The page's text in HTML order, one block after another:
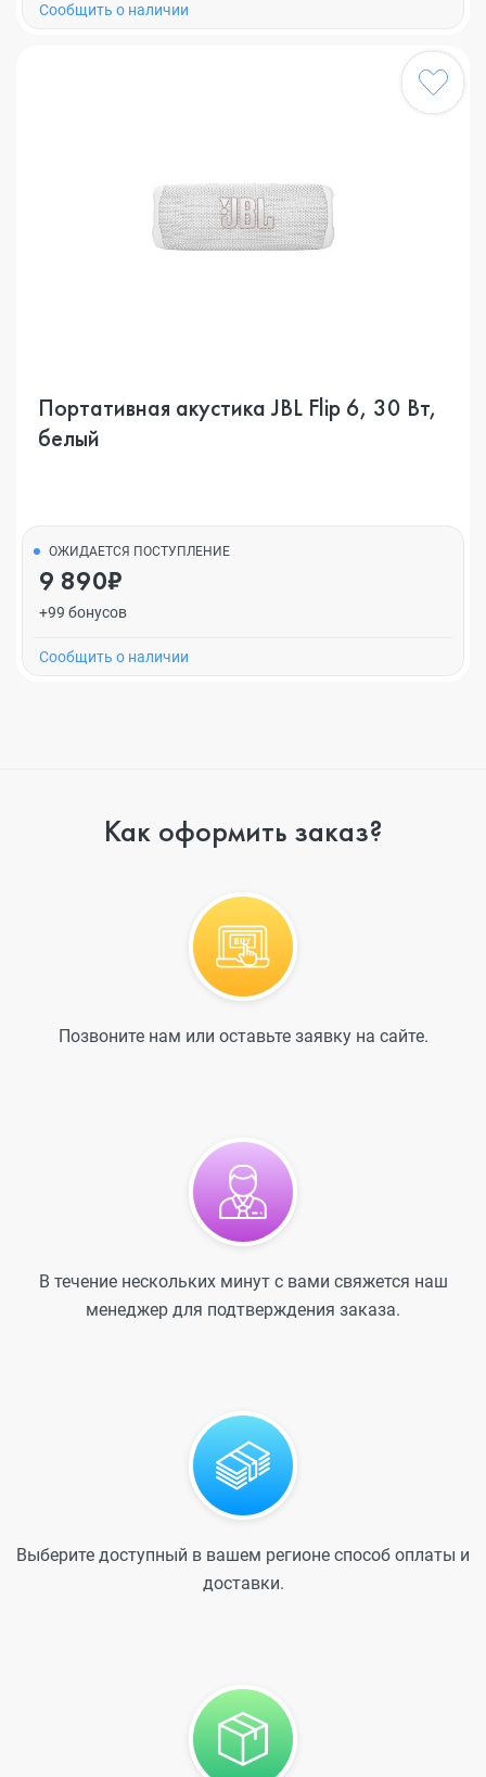
Cообщить о наличии
Портативная акустика JBL Flip 6, 30 Вт,
белый
ОЖИДАЕТСЯ ПОСТУПЛЕНИЕ
9 890₽
+99 бонусов
Cообщить о наличии
Как оформить заказ?
Позвоните нам или оставьте заявку на сайте.
В течение нескольких минут с вами свяжется наш
менеджер для подтверждения заказа.
Выберите доступный в вашем регионе способ оплаты и
доставки.